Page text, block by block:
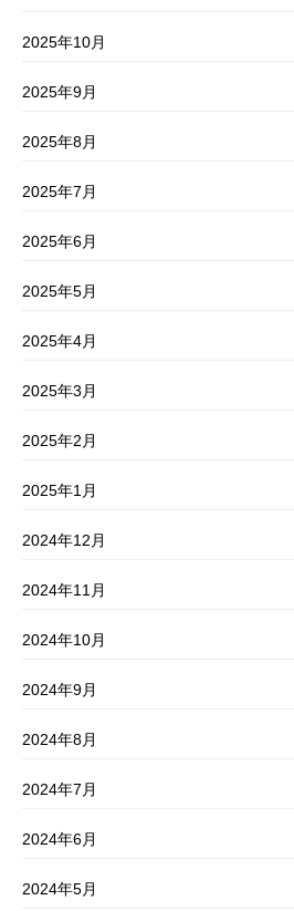
2025年10月
2025年9月
2025年8月
2025年7月
2025年6月
2025年5月
2025年4月
2025年3月
2025年2月
2025年1月
2024年12月
2024年11月
2024年10月
2024年9月
2024年8月
2024年7月
2024年6月
2024年5月